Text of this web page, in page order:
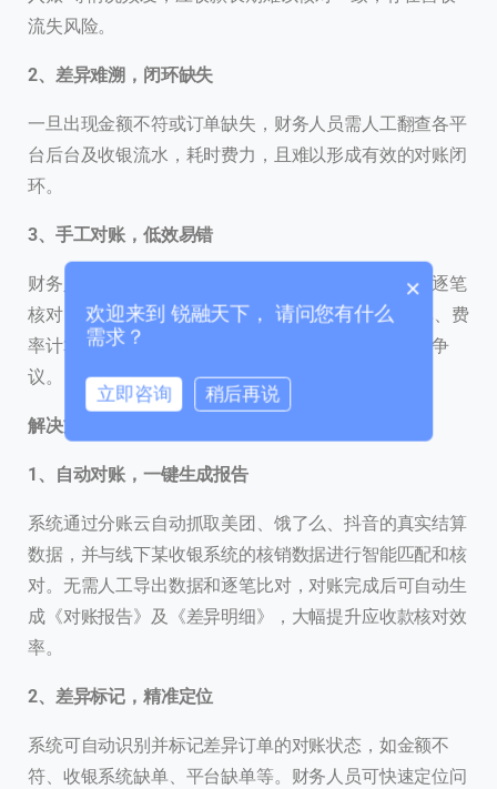
流失风险。
2、差异难溯，闭环缺失
一旦出现金额不符或订单缺失，财务人员需人工翻查各平
台后台及收银流水，耗时费力，且难以形成有效的对账闭
环。
3、手工对账，低效易错
财务人员需从多个平台手动导出数据，再与收银流水逐笔
核对，每周耗费超过10小时，仍难免出现漏单、错单、费
率计算错误等问题，容易引发总部与门店之间的结算争
议。
解决方案：分账云·多平台应收款对账方案
1、自动对账，一键生成报告
系统通过分账云自动抓取美团、饿了么、抖音的真实结算
数据，并与线下某收银系统的核销数据进行智能匹配和核
对。无需人工导出数据和逐笔比对，对账完成后可自动生
成《对账报告》及《差异明细》，大幅提升应收款核对效
率。
2、差异标记，精准定位
系统可自动识别并标记差异订单的对账状态，如金额不
符、收银系统缺单、平台缺单等。财务人员可快速定位问
联系我们
我们的团队会尽快回复。
China+86
0 / 180
首次进入页面
访问历史
我们通常的回复时间：
×
欢迎来到 锐融天下， 请问您有什么
需求？
立即咨询 稍后再说